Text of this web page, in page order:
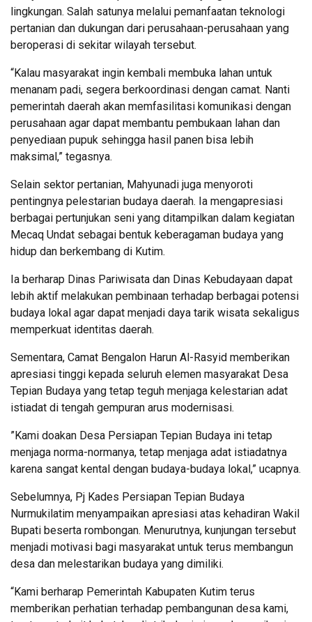
lingkungan. Salah satunya melalui pemanfaatan teknologi
pertanian dan dukungan dari perusahaan-perusahaan yang
beroperasi di sekitar wilayah tersebut.
“Kalau masyarakat ingin kembali membuka lahan untuk
menanam padi, segera berkoordinasi dengan camat. Nanti
pemerintah daerah akan memfasilitasi komunikasi dengan
perusahaan agar dapat membantu pembukaan lahan dan
penyediaan pupuk sehingga hasil panen bisa lebih
maksimal,” tegasnya.
Selain sektor pertanian, Mahyunadi juga menyoroti
pentingnya pelestarian budaya daerah. Ia mengapresiasi
berbagai pertunjukan seni yang ditampilkan dalam kegiatan
Mecaq Undat sebagai bentuk keberagaman budaya yang
hidup dan berkembang di Kutim.
Ia berharap Dinas Pariwisata dan Dinas Kebudayaan dapat
lebih aktif melakukan pembinaan terhadap berbagai potensi
budaya lokal agar dapat menjadi daya tarik wisata sekaligus
memperkuat identitas daerah.
Sementara, Camat Bengalon Harun Al-Rasyid memberikan
apresiasi tinggi kepada seluruh elemen masyarakat Desa
Tepian Budaya yang tetap teguh menjaga kelestarian adat
istiadat di tengah gempuran arus modernisasi.
​”Kami doakan Desa Persiapan Tepian Budaya ini tetap
menjaga norma-normanya, tetap menjaga adat istiadatnya
karena sangat kental dengan budaya-budaya lokal,” ucapnya.
Sebelumnya, Pj Kades Persiapan Tepian Budaya
Nurmukilatim menyampaikan apresiasi atas kehadiran Wakil
Bupati beserta rombongan. Menurutnya, kunjungan tersebut
menjadi motivasi bagi masyarakat untuk terus membangun
desa dan melestarikan budaya yang dimiliki.
“Kami berharap Pemerintah Kabupaten Kutim terus
memberikan perhatian terhadap pembangunan desa kami,